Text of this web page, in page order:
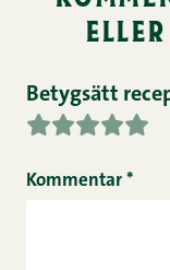
eller
Betygsätt
Kommentar *